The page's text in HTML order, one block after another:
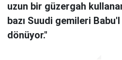
uzun bir güzergah
bazı Suudi gemileri
dönüyor."